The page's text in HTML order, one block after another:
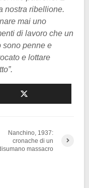
nostra ribellione.
mai uno
di lavoro che un
sono penne e
e lottare
Nanchino, 1937:
cronache di un
massacro